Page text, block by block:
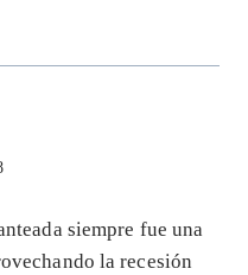
siempre fue una
la recesión